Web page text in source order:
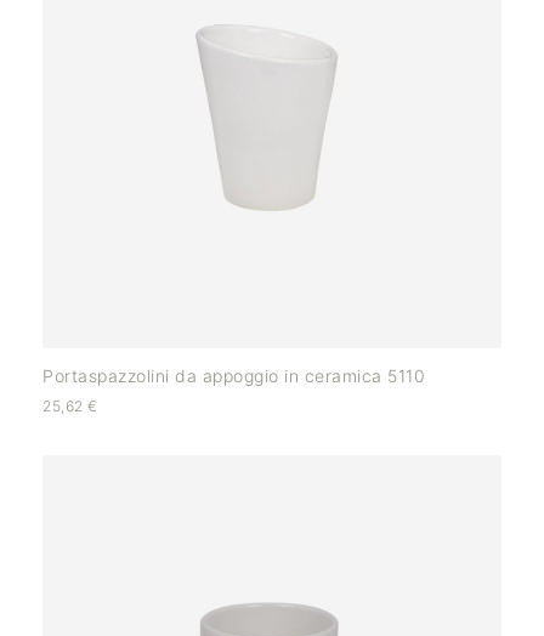
Portaspazzolini da appoggio in ceramica 5110
25,62 €